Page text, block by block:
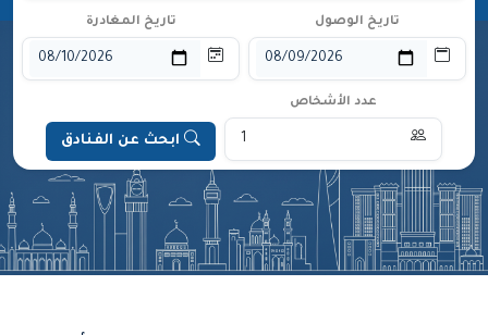
تاريخ الوصول تاريخ المغادرة
عدد الأشخاص
ابحث عن الفنادق